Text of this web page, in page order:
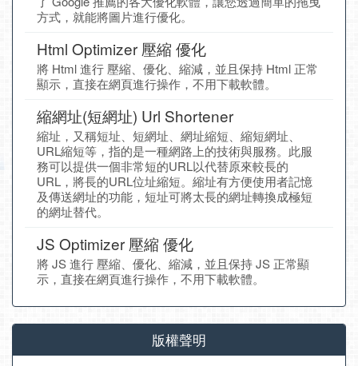
方式，就能將圖片進行優化。
Html Optimizer 壓縮 優化
將 Html 進行 壓縮、優化、縮減，並且保持 Html 正常
顯示，直接在網頁進行操作，不用下載軟體。
縮網址(短網址) Url Shortener
縮址，又稱短址、短網址、網址縮短、縮短網址、
URL縮短等，指的是一種網路上的技術與服務。此服
務可以提供一個非常短的URL以代替原來較長的
URL，將長的URL位址縮短。縮址有方便使用者記憶
及傳送網址的功能，短址可將太長的網址轉換成極短
的網址替代。
JS Optimizer 壓縮 優化
將 JS 進行 壓縮、優化、縮減，並且保持 JS 正常顯
示，直接在網頁進行操作，不用下載軟體。
版權聲明